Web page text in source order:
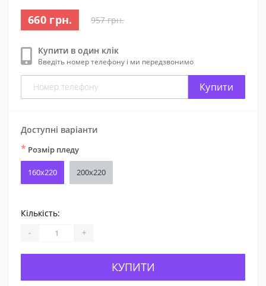
660 грн. 957 грн.
Купити в один клік
Введіть номер телефону і ми передзвонимо
Купити
Доступні варіанти
* Розмір пледу
160х220 200х220
Кількість:
- +
КУПИТИ